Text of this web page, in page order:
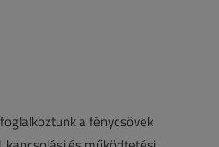
a fénycsövek